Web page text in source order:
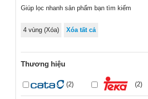
Giúp lọc nhanh sản phẩm bạn tìm kiếm
4 vùng (Xóa) Xóa tất cả
Thương hiệu
(2) (2)